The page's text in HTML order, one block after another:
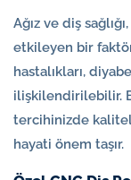
Ağız ve diş
etkileyen bir
hastalıkları,
ilişkilendirilebilir.
tercihinizde
hayati önem taşır.